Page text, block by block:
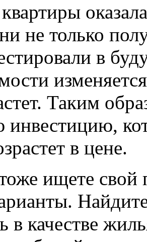
не только
в
Таким
в цене.
ищете свой
в качестве